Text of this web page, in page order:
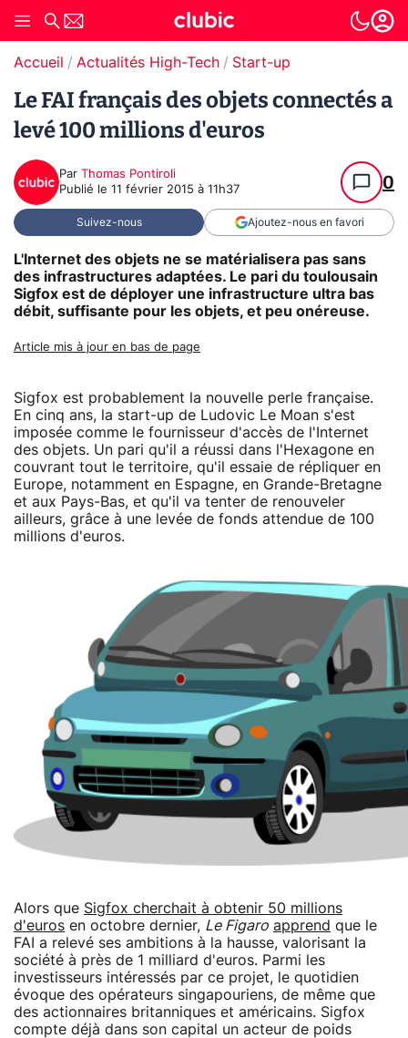
Accueil Actualités High-Tech Start-up
Le FAI français des objets connectés a
levé 100 millions d'euros
Par Thomas Pontiroli
Publié le 11 février 2015 à 11h37 0
Suivez-nous Ajoutez-nous en favori
L'Internet des objets ne se matérialisera pas sans
des infrastructures adaptées. Le pari du toulousain
Sigfox est de déployer une infrastructure ultra bas
débit, suffisante pour les objets, et peu onéreuse.
Article mis à jour en bas de page
Sigfox est probablement la nouvelle perle française.
En cinq ans, la start-up de Ludovic Le Moan s'est
imposée comme le fournisseur d'accès de l'Internet
des objets. Un pari qu'il a réussi dans l'Hexagone en
couvrant tout le territoire, qu'il essaie de répliquer en
Europe, notamment en Espagne, en Grande-Bretagne
et aux Pays-Bas, et qu'il va tenter de renouveler
ailleurs, grâce à une levée de fonds attendue de 100
millions d'euros.
Alors que Sigfox cherchait à obtenir 50 millions
d'euros en octobre dernier, Le Figaro apprend que le
FAI a relevé ses ambitions à la hausse, valorisant la
société à près de 1 milliard d'euros. Parmi les
investisseurs intéressés par ce projet, le quotidien
évoque des opérateurs singapouriens, de même que
des actionnaires britanniques et américains. Sigfox
compte déjà dans son capital un acteur de poids